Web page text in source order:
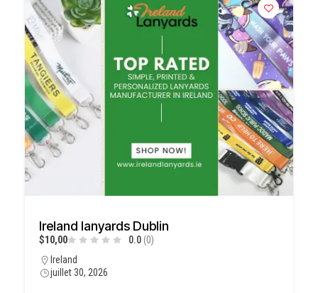
Ireland lanyards Dublin
$10,00 0.0 (0)
Ireland
juillet 30, 2026